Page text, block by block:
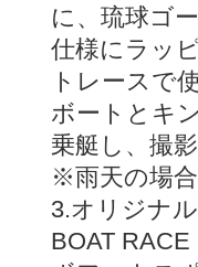
に、琉球ゴ
仕様にラッ
トレースで
ボートとキ
乗艇し、撮
※雨天の場
3.オリジナ
BOAT